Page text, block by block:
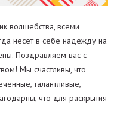
волшебства, всеми
несет в себе надежду на
Поздравляем вас с
Мы счастливы, что
талантливые,
что для раскрытия